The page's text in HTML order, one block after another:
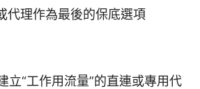
代理作為最後的保底選項
立“工作用流量”的直連或專用代